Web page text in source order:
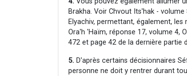
Brakha. Voir Chvout Its'hak -
Elyachiv, permettant, également,
Ora'h 'Haïm, réponse 17, volume 4,
472 et page 42 de la dernière partie
5. D'après certains décisionnaires
personne ne doit y rentrer durant